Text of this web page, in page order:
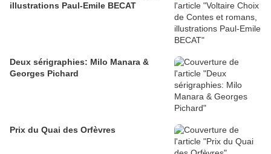
illustrations Paul-Emile BECAT
Deux sérigraphies: Milo Manara &
Georges Pichard
Prix du Quai des Orfèvres